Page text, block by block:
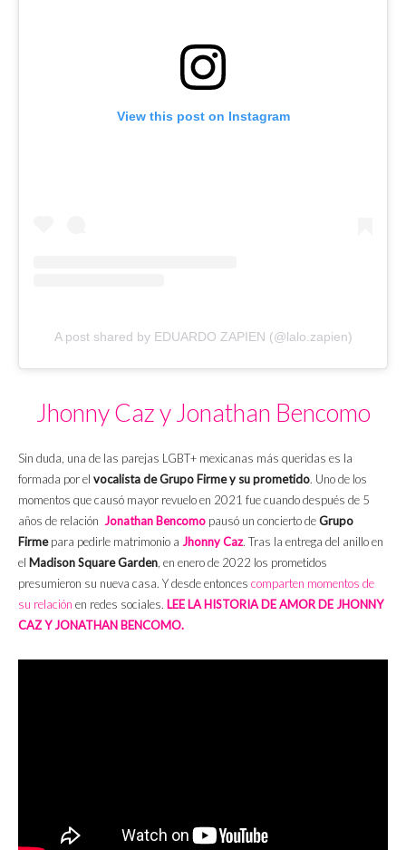
View this post on Instagram
A post shared by EDUARDO ZAPIEN (@lalo.zapien)
Jhonny Caz y Jonathan Bencomo
Sin duda, una de las parejas LGBT+ mexicanas más queridas es la
formada por el vocalista de Grupo Firme y su prometido. Uno de los
momentos que causó mayor revuelo en 2021 fue cuando después de 5
años de relación Jonathan Bencomo pausó un concierto deGrupo
Firmepara pedirle matrimonio a Jhonny Caz. Tras la entrega del anillo en
el Madison Square Garden, en enero de 2022 los prometidos
presumieron su nueva casa. Y desde entonces comparten momentos de
su relación en redes sociales. LEE LA HISTORIA DE AMOR DE JHONNY
CAZ Y JONATHAN BENCOMO.